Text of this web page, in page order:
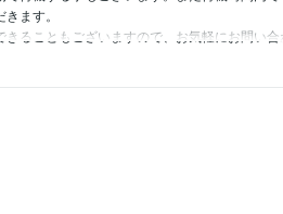
ます。
ることもございますので、お気軽にお問い合